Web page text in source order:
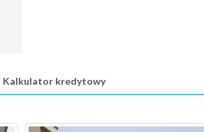
Kalkulator kredytowy